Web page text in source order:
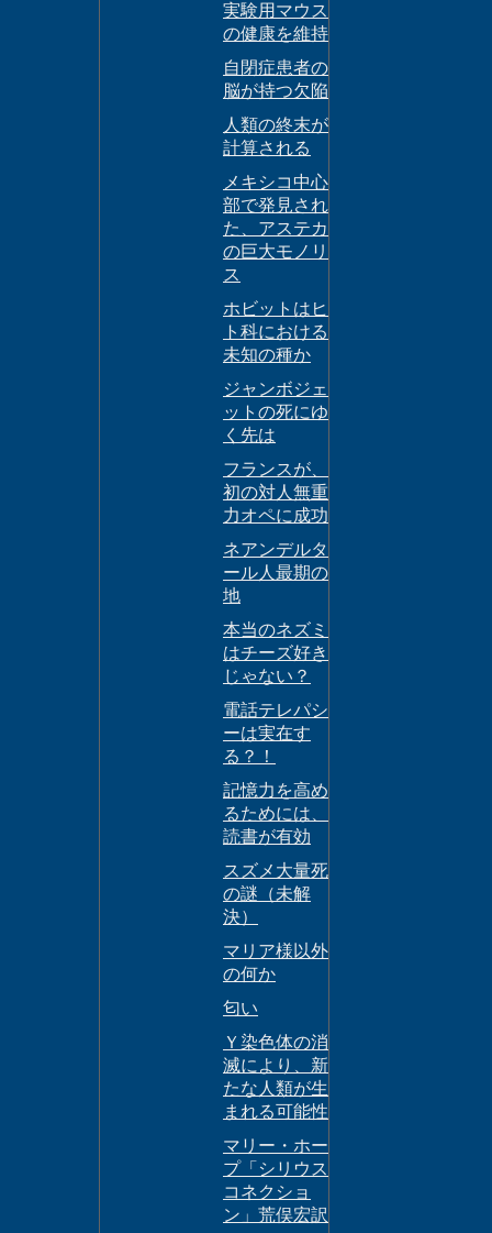
実験用マウス
の健康を維持
自閉症患者の
脳が持つ欠陥
人類の終末が
計算される
メキシコ中心
部で発見され
た、アステカ
の巨大モノリ
ス
ホビットはヒ
ト科における
未知の種か
ジャンボジェ
ットの死にゆ
く先は
フランスが、
初の対人無重
力オペに成功
ネアンデルタ
ール人最期の
地
本当のネズミ
はチーズ好き
じゃない？
電話テレパシ
ーは実在す
る？！
記憶力を高め
るためには、
読書が有効
スズメ大量死
の謎（未解
決）
マリア様以外
の何か
匂い
Ｙ染色体の消
滅により、新
たな人類が生
まれる可能性
マリー・ホー
プ「シリウス
コネクショ
ン」荒俣宏訳